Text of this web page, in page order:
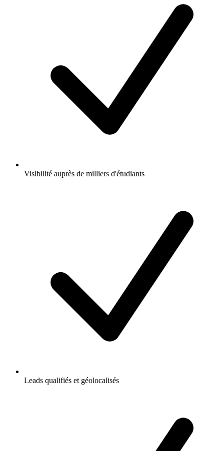
Visibilité auprès de milliers d'étudiants
Leads qualifiés et géolocalisés